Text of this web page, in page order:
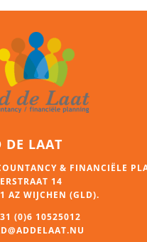
DE LAAT
& FINANCIËLE
14
AZ WIJCHEN (GLD).
(0)6 10525012